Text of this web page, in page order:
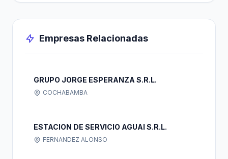
Empresas Relacionadas
GRUPO JORGE ESPERANZA S.R.L.
COCHABAMBA
ESTACION DE SERVICIO AGUAI S.R.L.
FERNANDEZ ALONSO